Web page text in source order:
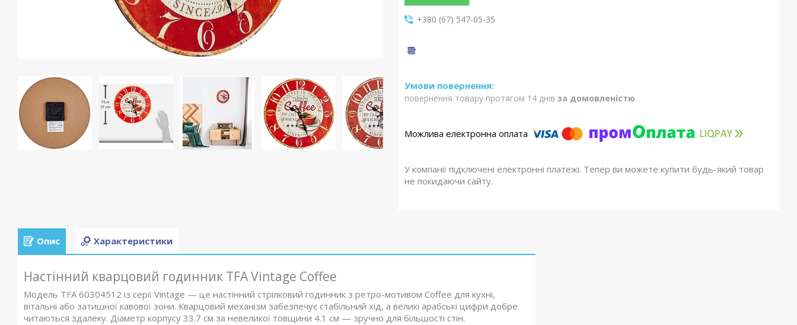
+380 (67) 547-05-35
повернення товару протягом 14 днів за домовленістю
У компанії підключені електронні платежі. Тепер ви можете купити будь-який товар
не покидаючи сайту.
Опис Характеристики
Настінний кварцовий годинник TFA Vintage Coffee
Модель TFA 60304512 із серії Vintage — це настінний стрілковий годинник з ретро-мотивом Coffee для кухні,
вітальні або затишної кавової зони. Кварцовий механізм забезпечує стабільний хід, а великі арабські цифри добре
читаються здалеку. Діаметр корпусу 33.7 см за невеликої товщини 4.1 см — зручно для більшості стін.